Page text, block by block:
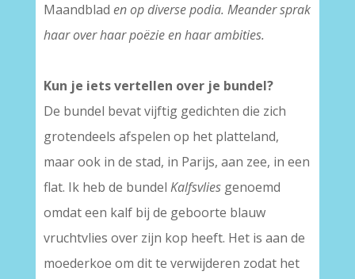
Maandblad en op diverse podia. Meander sprak
haar over haar poëzie en haar ambities.
Kun je iets vertellen over je bundel?
De bundel bevat vijftig gedichten die zich
grotendeels afspelen op het platteland,
maar ook in de stad, in Parijs, aan zee, in een
flat. Ik heb de bundel Kalfsvliesgenoemd
omdat een kalf bij de geboorte blauw
vruchtvlies over zijn kop heeft. Het is aan de
moederkoe om dit te verwijderen zodat het